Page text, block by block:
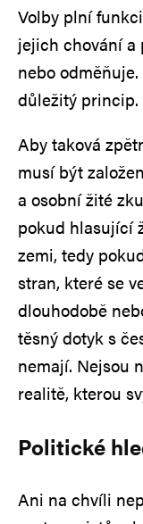
Volby plní
jejich chování a
nebo
důležitý princip.
Aby taková
musí být
a osobní žité
pokud hlasující
zemi, tedy
stran, které se
dlouhodobě
těsný dotyk s
nemají. Nejsou
realitě, kterou
Politické
Ani na chvíli